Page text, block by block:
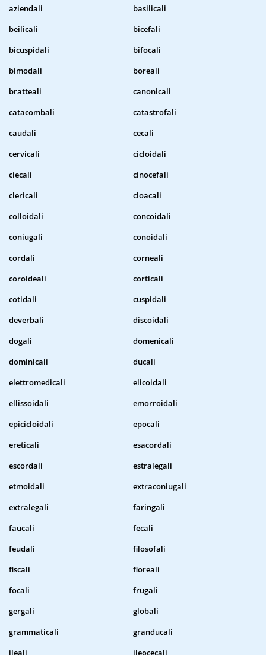
aziendali
basilicali
beilicali
bicefali
bicuspidali
bifocali
bimodali
boreali
bratteali
canonicali
catacombali
catastrofali
caudali
cecali
cervicali
cicloidali
ciecali
cinocefali
clericali
cloacali
colloidali
concoidali
coniugali
conoidali
cordali
corneali
coroideali
corticali
cotidali
cuspidali
deverbali
discoidali
dogali
domenicali
dominicali
ducali
elettromedicali
elicoidali
ellissoidali
emorroidali
epicicloidali
epocali
ereticali
esacordali
escordali
estralegali
etmoidali
extraconiugali
extralegali
faringali
faucali
fecali
feudali
filosofali
fiscali
floreali
focali
frugali
gergali
globali
grammaticali
granducali
ileali
ileocecali